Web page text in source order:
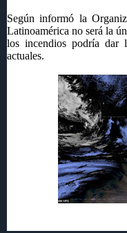
Según informó la
Latinoamérica no será la
los incendios podría dar
actuales.